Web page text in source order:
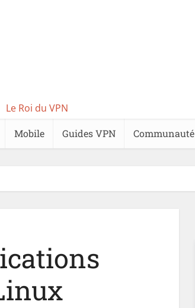
Le Roi du VPN
Mobile Guides VPN Communauté